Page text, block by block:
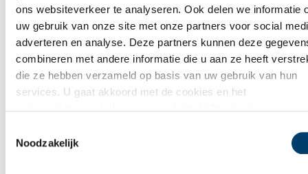
ons websiteverkeer te analyseren. Ook delen we informatie
uw gebruik van onze site met onze partners voor social
adverteren en analyse. Deze partners kunnen deze
combineren met andere informatie die u aan ze heeft
die ze hebben verzameld op basis van uw gebruik van hun
services. U gaat akkoord met de cookies en het
Noodzakelijk
Verhalen op
de kaart
Op de verhalenkaart kan je precies zien wat zich vroeger
overal heeft afgespeeld. Bij jou in de buurt, maar ook op